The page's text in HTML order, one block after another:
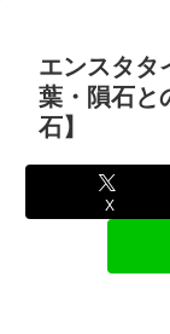
エンスタタ
葉・隕石と
石】
X